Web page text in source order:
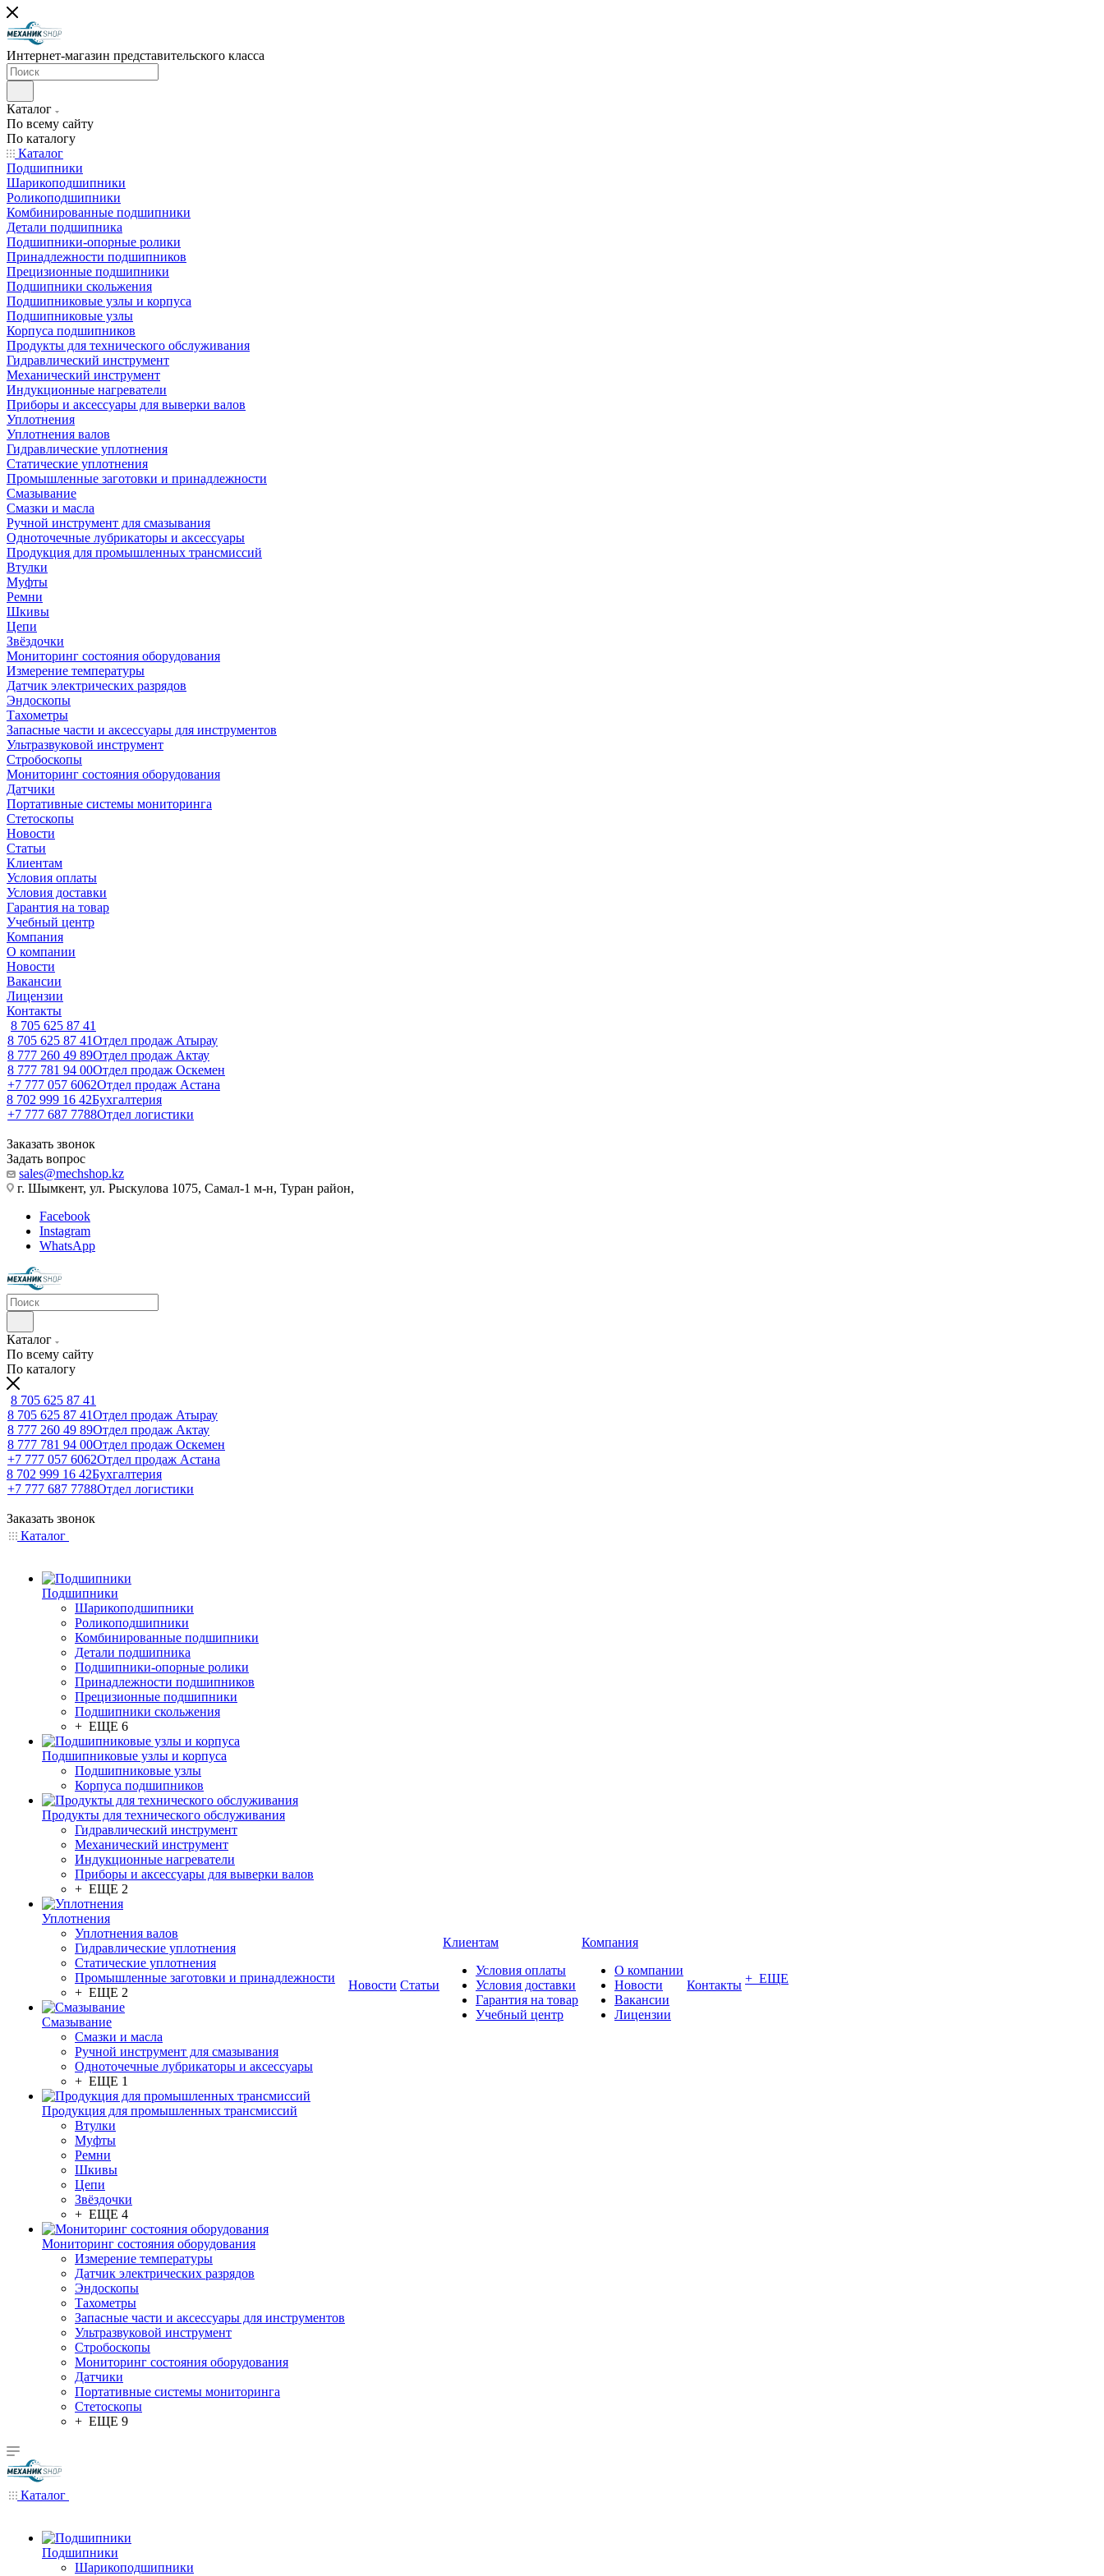
Интернет-магазин представительского класса
Каталог
По всему сайту
По каталогу
Каталог
Подшипники
Шарикоподшипники
Роликоподшипники
Комбинированные подшипники
Детали подшипника
Подшипники-опорные ролики
Принадлежности подшипников
Прецизионные подшипники
Подшипники скольжения
Подшипниковые узлы и корпуса
Подшипниковые узлы
Корпуса подшипников
Продукты для технического обслуживания
Гидравлический инструмент
Механический инструмент
Индукционные нагреватели
Приборы и аксессуары для выверки валов
Уплотнения
Уплотнения валов
Гидравлические уплотнения
Статические уплотнения
Промышленные заготовки и принадлежности
Смазывание
Смазки и масла
Ручной инструмент для смазывания
Одноточечные лубрикаторы и аксессуары
Продукция для промышленных трансмиссий
Втулки
Муфты
Ремни
Шкивы
Цепи
Звёздочки
Мониторинг состояния оборудования
Измерение температуры
Датчик электрических разрядов
Эндоскопы
Тахометры
Запасные части и аксессуары для инструментов
Ультразвуковой инструмент
Стробоскопы
Мониторинг состояния оборудования
Датчики
Портативные системы мониторинга
Стетоскопы
Новости
Статьи
Клиентам
Условия оплаты
Условия доставки
Гарантия на товар
Учебный центр
Компания
О компании
Новости
Вакансии
Лицензии
Контакты
8 705 625 87 41
8 705 625 87 41Отдел продаж Атырау
8 777 260 49 89Отдел продаж Актау
8 777 781 94 00Отдел продаж Оскемен
+7 777 057 6062Отдел продаж Астана
8 702 999 16 42Бухгалтерия
+7 777 687 7788Отдел логистики
Заказать звонок
Задать вопрос
sales@mechshop.kz
г. Шымкент, ул. Рыскулова 1075, ​Самал-1 м-н, Туран район,
Facebook
Instagram
WhatsApp
Каталог
По всему сайту
По каталогу
8 705 625 87 41
8 705 625 87 41Отдел продаж Атырау
8 777 260 49 89Отдел продаж Актау
8 777 781 94 00Отдел продаж Оскемен
+7 777 057 6062Отдел продаж Астана
8 702 999 16 42Бухгалтерия
+7 777 687 7788Отдел логистики
Заказать звонок
Каталог
Подшипники
Шарикоподшипники
Роликоподшипники
Комбинированные подшипники
Детали подшипника
Подшипники-опорные ролики
Принадлежности подшипников
Прецизионные подшипники
Подшипники скольжения
+ ЕЩЕ 6
Подшипниковые узлы и корпуса
Подшипниковые узлы
Корпуса подшипников
Продукты для технического обслуживания
Гидравлический инструмент
Механический инструмент
Индукционные нагреватели
Приборы и аксессуары для выверки валов
+ ЕЩЕ 2
Уплотнения
Уплотнения валов
Гидравлические уплотнения
Статические уплотнения
Промышленные заготовки и принадлежности
+ ЕЩЕ 2
Смазывание
Смазки и масла
Ручной инструмент для смазывания
Одноточечные лубрикаторы и аксессуары
+ ЕЩЕ 1
Продукция для промышленных трансмиссий
Втулки
Муфты
Ремни
Шкивы
Цепи
Звёздочки
+ ЕЩЕ 4
Мониторинг состояния оборудования
Измерение температуры
Датчик электрических разрядов
Эндоскопы
Тахометры
Запасные части и аксессуары для инструментов
Ультразвуковой инструмент
Стробоскопы
Мониторинг состояния оборудования
Датчики
Портативные системы мониторинга
Стетоскопы
+ ЕЩЕ 9
Новости Статьи
Клиентам
Условия оплаты
Условия доставки
Гарантия на товар
Учебный центр
Компания
О компании
Новости
Вакансии
Лицензии
Контакты + ЕЩЕ
Каталог
Подшипники
Шарикоподшипники